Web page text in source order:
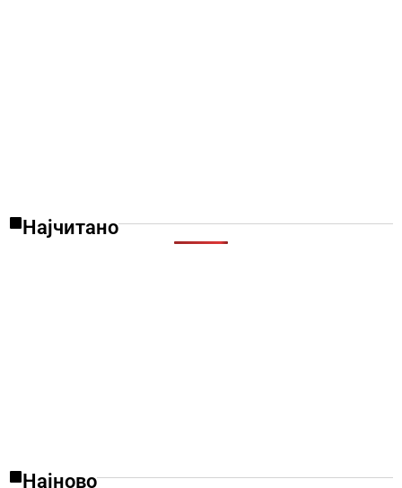
Најчитано
Најново